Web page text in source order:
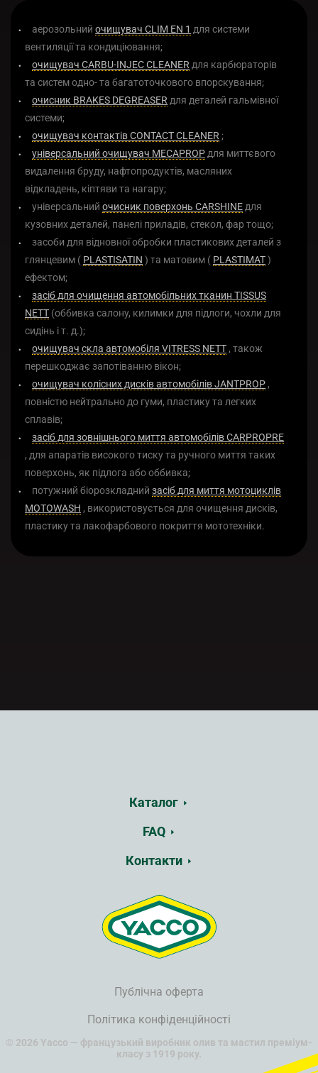
аерозольнийочищувач CLIM EN 1 для системи
вентиляції та кондиціювання;
очищувач CARBU-INJEC CLEANER для карбюраторів
та систем одно- та багатоточкового впорскування;
очисник BRAKES DEGREASER для деталей гальмівної
системи;
очищувач контактів CONTACT CLEANER ;
універсальний очищувач MECAPROP для миттєвого
видалення бруду, нафтопродуктів, масляних
відкладень, кіптяви та нагару;
універсальнийочисник поверхонь CARSHINE для
кузовних деталей, панелі приладів, стекол, фар тощо;
засоби для відновної обробки пластикових деталей з
глянцевим ( PLASTISATIN ) та матовим ( PLASTIMAT)
ефектом;
засіб для очищення автомобільних тканин TISSUS
NETT (оббивка салону, килимки для підлоги, чохли для
сидінь і т. д.);
очищувач скла автомобіля VITRESS NETT , також
перешкоджає запотіванню вікон;
очищувач колісних дисків автомобілів JANTPROP ,
повністю нейтрально до гуми, пластику та легких
сплавів;
засіб для зовнішнього миття автомобілів CARPROPRE
, для апаратів високого тиску та ручного миття таких
поверхонь, як підлога або оббивка;
потужний біорозкладнийзасіб для миття мотоциклів
MOTOWASH , використовується для очищення дисків,
пластику та лакофарбового покриття мототехніки.
Каталог
FAQ
Контакти
Публічна оферта
Політика конфіденційності
© 2026 Yacco — французький виробник олив та мастил преміум-
класу з 1919 року.